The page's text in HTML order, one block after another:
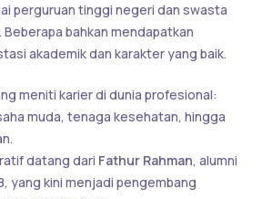
perguruan tinggi negeri dan swasta
bahkan mendapatkan
akademik dan karakter yang baik.
meniti karier di dunia profesional:
muda, tenaga kesehatan, hingga
datang dari Fathur Rahman, alumni
yang kini menjadi pengembang